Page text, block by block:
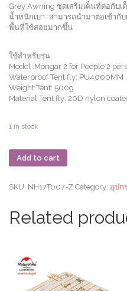
Grey Awning ชุดเสริมเต็นท์ต่อกับเ
น้ำหนักเบา สามารถนำมาต่อเข้ากั
พื้นที่ใช้สอยมากขึ้น
ใช้สำหรับรุ่น
Model .Mongar 2 for People 2
Waterproof Tent fly: PU4000MM
Weight Tent: 500g
Material Tent fly: 20D nylon
1 in stock
Add to cart
SKU: NH17T007-Z Category: อุปก
Related